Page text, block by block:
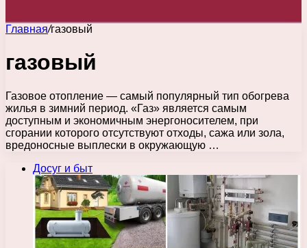
Главная/газовый
газовый
Газовое отопление — самый популярный тип обогрева
жилья в зимний период. «Газ» является самым
доступным и экономичным энергоносителем, при
сгорании которого отсутствуют отходы, сажа или зола,
вредоносные выплески в окружающую …
Досуг и быт